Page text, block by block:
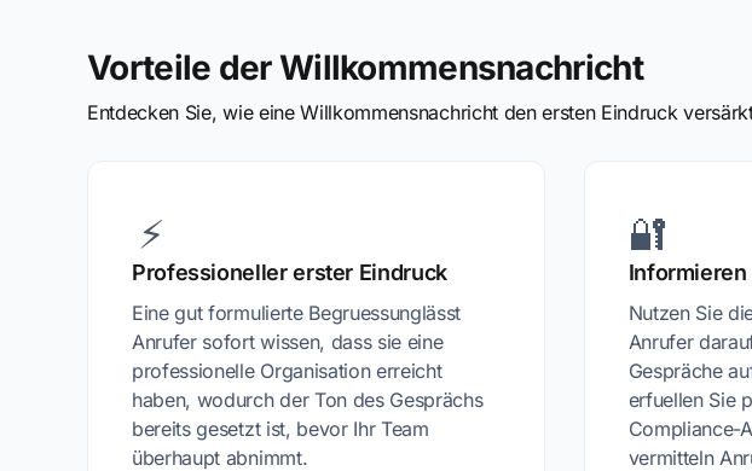
Vorteile der Willkommensnachricht
Entdecken Sie, wie eine Willkommensnachricht den ersten Eindruck
⚡
Professioneller erster Eindruck
Eine gut formulierte Begruessunglässt
Anrufer sofort wissen, dass sie eine
professionelle Organisation erreicht
haben, wodurch der Ton des Gesprächs
bereits gesetzt ist, bevor Ihr Team
überhaupt abnimmt.
🔐
Nutzen Sie
Anrufer
Gespräche
erfuellen Sie
Compliance-
vermitteln